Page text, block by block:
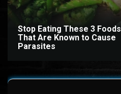
Stop Eating These 3 Foods
That Are Known to Cause
Parasites